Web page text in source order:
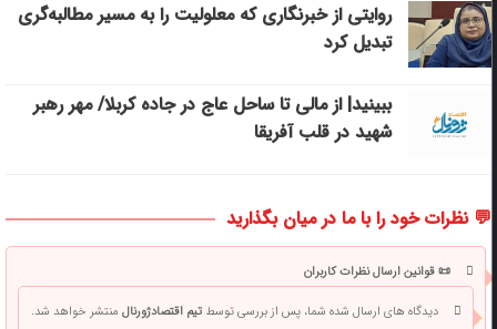
روایتی از خبرنگاری که معلولیت را به مسیر مطالبه‌گری
تبدیل کرد
ببینید| از مالی تا ساحل عاج در جاده کربلا/ مهر رهبر
شهید در قلب آفریقا
💬 نظرات خود را با ما در میان بگذارید
📜 قوانین ارسال نظرات کاربران
دیدگاه های ارسال شده شما، پس از بررسی توسطتیم اقتصادژورنالمنتشر خواهد شد.